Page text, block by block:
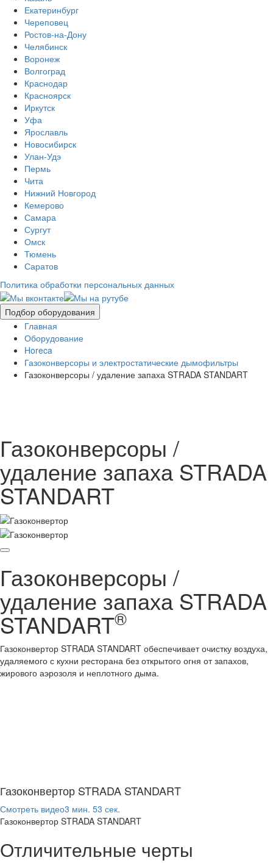
Екатеринбург
Череповец
Ростов-на-Дону
Челябинск
Воронеж
Волгоград
Краснодар
Красноярск
Иркутск
Уфа
Ярославль
Новосибирск
Улан-Удэ
Пермь
Чита
Нижний Новгород
Кемерово
Самара
Сургут
Омск
Тюмень
Саратов
Политика обработки персональных данных
Подбор оборудования
Главная
Оборудование
Horeca
Газоконверсоры и электростатические дымофильтры
Газоконверсоры / удаление запаха STRADA STANDART
Газоконверсоры /
удаление запаха STRADA
STANDART
Газоконверсоры /
удаление запаха STRADA
STANDART®
Газоконвертор STRADA STANDART обеспечивает очистку воздуха,
удаляемого с кухни ресторана без открытого огня от запахов,
жирового аэрозоля и неплотного дыма.
Газоконвертор STRADA STANDART
Смотреть видео3 мин. 53 сек.
Газоконвертор STRADA STANDART
Отличительные черты